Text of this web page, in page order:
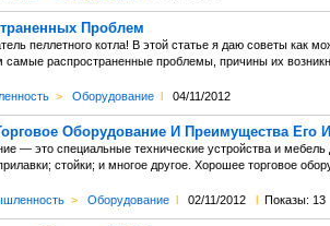
Проблем
пеллетного котла! В этой статье я даю советы как
самые распространенные проблемы, причины их
> Оборудование l 04/11/2012
Оборудование И Преимущества Его
— это специальные технические устройства и
стойки; и многое другое. Хорошее торговое
> Оборудование l 02/11/2012 l Показы: 13